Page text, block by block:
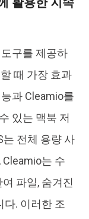
구를 제공하
때 가장 효과
과 Cleamio를
있는 맥북 저
는 전체 용량 사
는 수
파일, 숨겨진
. 이러한 조